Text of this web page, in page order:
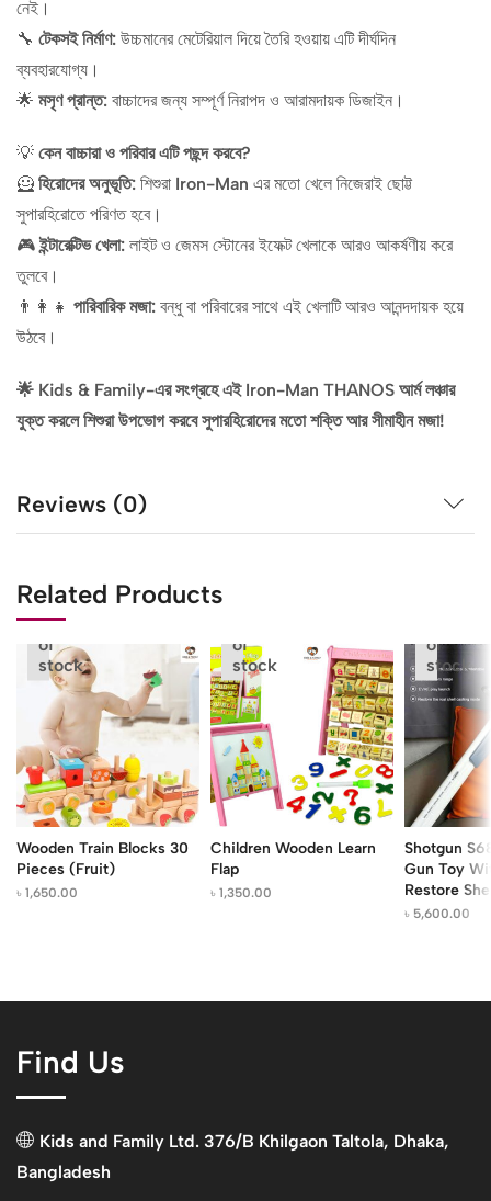
নেই।
🔧 টেকসই নির্মাণ: উচ্চমানের মেটেরিয়াল দিয়ে তৈরি হওয়ায় এটি দীর্ঘদিন
ব্যবহারযোগ্য।
🌟 মসৃণ প্রান্ত: বাচ্চাদের জন্য সম্পূর্ণ নিরাপদ ও আরামদায়ক ডিজাইন।
💡 কেন বাচ্চারা ও পরিবার এটি পছন্দ করবে?
🦸 হিরোদের অনুভূতি: শিশুরা Iron-Man এর মতো খেলে নিজেরাই ছোট্ট
সুপারহিরোতে পরিণত হবে।
🎮ইন্টারেক্টিভ খেলা: লাইট ও জেমস স্টোনের ইফেক্ট খেলাকে আরও আকর্ষণীয় করে
তুলবে।
👨‍👩‍👧 পারিবারিক মজা: বন্ধু বা পরিবারের সাথে এই খেলাটি আরও আনন্দদায়ক হয়ে
উঠবে।
🌟 Kids & Family-এর সংগ্রহে এই Iron-Man THANOS আর্ম লঞ্চার
যুক্ত করলে শিশুরা উপভোগ করবে সুপারহিরোদের মতো শক্তি আর সীমাহীন মজা!
Reviews (0)
Related Products
Out
of
stock
Wooden Train Blocks 30
Pieces (Fruit)
৳ 1,650.00
of
stock
Children Wooden Learn
Flap
৳1,350.00
of
stock
Shotgun
Gun Toy
Restore
৳ 5,600.00
Find Us
Kids and Family Ltd. 376/B Khilgaon Taltola, Dhaka,
Bangladesh